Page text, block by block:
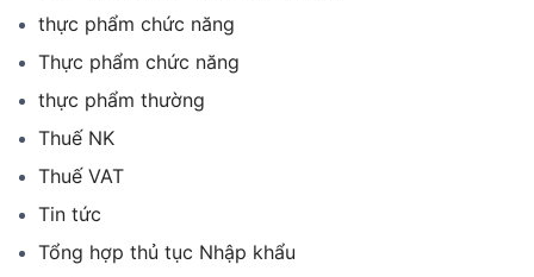
thực phẩm chức năng
Thực phẩm chức năng
thực phẩm thường
Thuế NK
Thuế VAT
Tin tức
Tổng hợp thủ tục Nhập khẩu